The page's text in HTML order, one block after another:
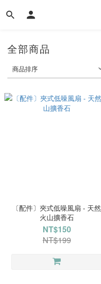
全部商品
商品排序
〔配件〕夾式低噪風扇 - 天然
火山擴香石
NT$150
NT$199